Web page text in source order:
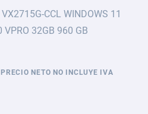
CCL WINDOWS 11
VPRO 32GB 960 GB
PRECIO NETO NO INCLUYE IVA